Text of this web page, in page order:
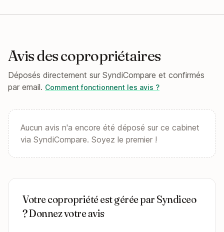
Avis des copropriétaires
Déposés directement sur SyndiCompare et confirmés
par email. Comment fonctionnent les avis ?
Aucun avis n'a encore été déposé sur ce cabinet
via SyndiCompare. Soyez le premier !
Votre copropriété est gérée par Syndiceo
? Donnez votre avis